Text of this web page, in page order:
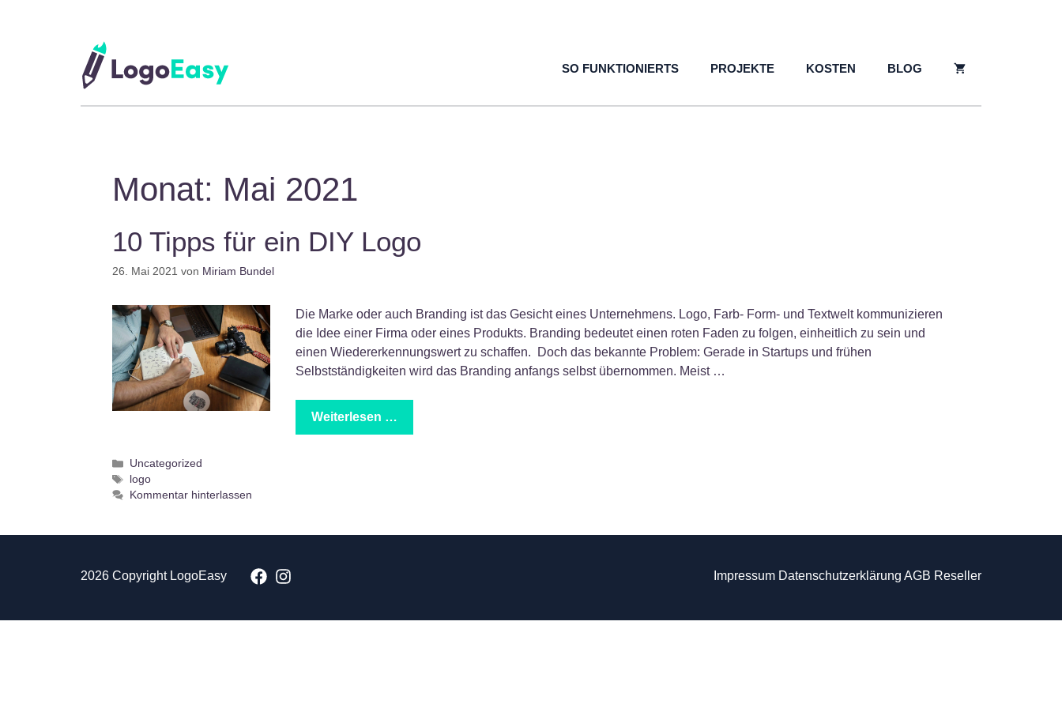
SO FUNKTIONIERTS
PROJEKTE KOSTEN BLOG
Monat: Mai 2021
10 Tipps für ein DIY Logo
26. Mai 2021 von Miriam Bundel
Die Marke oder auch Branding ist das Gesicht eines Unternehmens. Logo, Farb- Form- und Textwelt kommunizieren
die Idee einer Firma oder eines Produkts. Branding bedeutet einen roten Faden zu folgen, einheitlich zu sein und
einen Wiedererkennungswert zu schaffen. Doch das bekannte Problem: Gerade in Startups und frühen
Selbstständigkeiten wird das Branding anfangs selbst übernommen. Meist …
Weiterlesen …
Kategorien
Uncategorized
Schlagwörter
logo
Kommentar hinterlassen
2026 Copyright LogoEasy Impressum Datenschutzerklärung AGB Reseller